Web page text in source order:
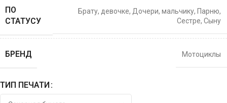
ПО
СТАТУСУ
Брату, девочке, Дочери, мальчику, Парню,
Сестре, Сыну
БРЕНД Мотоциклы
ТИП ПЕЧАТИ